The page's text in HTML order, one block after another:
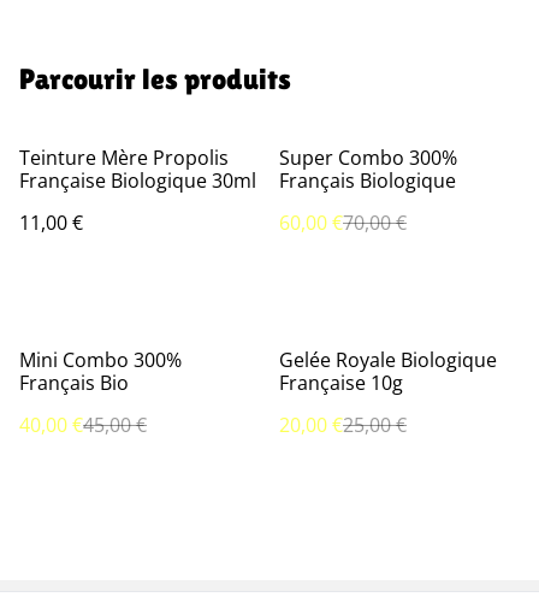
Parcourir les produits
Teinture Mère Propolis
Française Biologique 30ml
11,00 €
%
Super Combo 300%
Français Biologique
60,00 €70,00 €
%
Mini Combo 300%
Français Bio
40,00 €45,00 €
%
Gelée Royale Biologique
Française 10g
20,00 €25,00 €